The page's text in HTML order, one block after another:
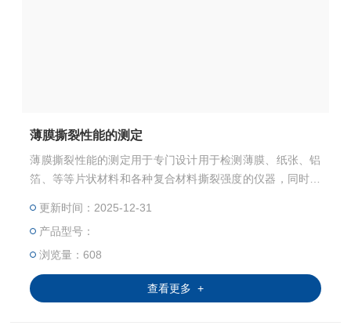
薄膜撕裂性能的测定
薄膜撕裂性能的测定用于专门设计用于检测薄膜、纸张、铝
箔、等等片状材料和各种复合材料撕裂强度的仪器，同时也
能力。
更新时间：2025-12-31
产品型号：
浏览量：608
查看更多 +